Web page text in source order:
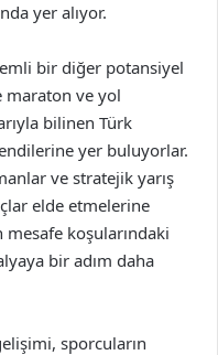
yer alıyor.
bir diğer potansiyel
maraton ve yol
bilinen Türk
yer buluyorlar.
ve stratejik yarış
elde etmelerine
mesafe koşularındaki
bir adım daha
sporcuların